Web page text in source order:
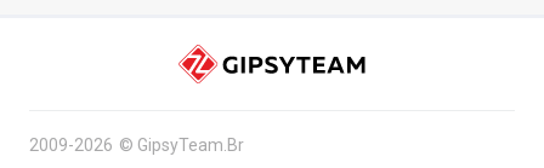
2009-2026 © GipsyTeam.Br